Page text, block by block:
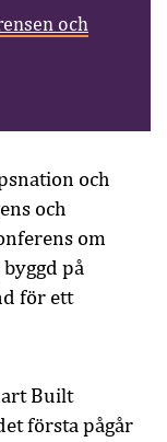
och
och
och
om
på
för ett
Built
första pågår